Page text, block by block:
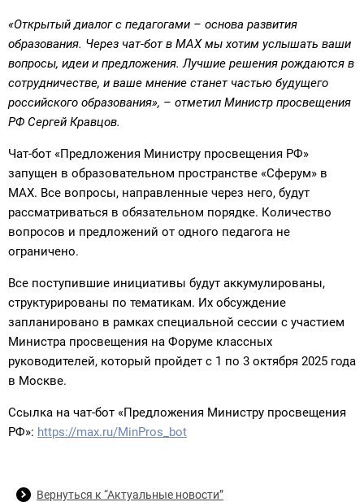
«Открытый диалог с педагогами – основа развития
образования. Через чат-бот в MAX мы хотим услышать ваши
вопросы, идеи и предложения. Лучшие решения рождаются в
сотрудничестве, и ваше мнение станет частью будущего
российского образования», – отметил Министр просвещения
РФ Сергей Кравцов.
Чат-бот «Предложения Министру просвещения РФ»
запущен в образовательном пространстве «Сферум» в
MAX. Все вопросы, направленные через него, будут
рассматриваться в обязательном порядке. Количество
вопросов и предложений от одного педагога не
ограничено.
Все поступившие инициативы будут аккумулированы,
структурированы по тематикам. Их обсуждение
запланировано в рамках специальной сессии с участием
Министра просвещения на Форуме классных
руководителей, который пройдет с 1 по 3 октября 2025 года
в Москве.
Ссылка на чат-бот «Предложения Министру просвещения
РФ»: https://max.ru/MinPros_bot
Вернуться к “Актуальные новости”